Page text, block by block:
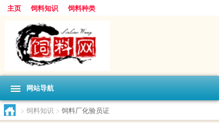
主页 饲料知识 饲料种类
网站导航
> 饲料知识 > 饲料厂化验员证